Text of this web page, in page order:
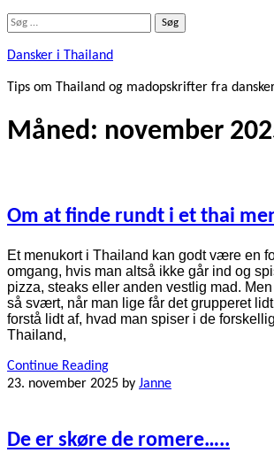
Søg
Dansker i Thailand
Tips om Thailand og madopskrifter fra
Måned: november
Om at finde rundt i et thai
Et menukort i Thailand kan godt være en
omgang, hvis man altså ikke går ind og
pizza, steaks eller anden vestlig mad.
så svært, når man lige får det grupperet
forstå lidt af, hvad man spiser i de
Thailand,
Continue Reading
23. november 2025 by Janne
De er skøre de romere…..